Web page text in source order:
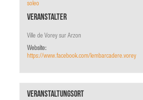
soleo
Veranstalter
Ville de Vorey sur Arzon
Website:
https://www.facebook.com/lembarcadere.vorey
Veranstaltungsort